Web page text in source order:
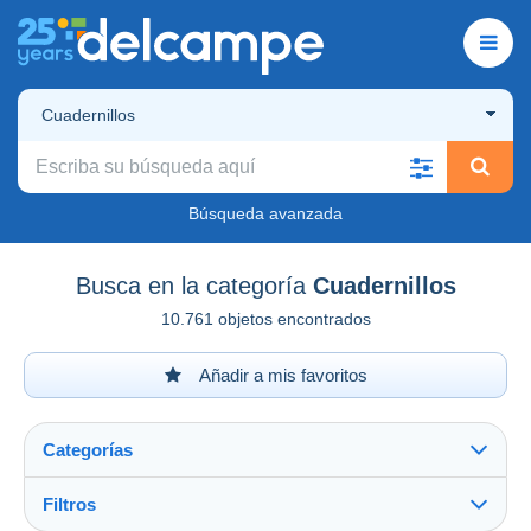
Cuadernillos
Búsqueda avanzada
Busca en la categoría Cuadernillos
10.761 objetos encontrados
Añadir a mis favoritos
Categorías
Filtros